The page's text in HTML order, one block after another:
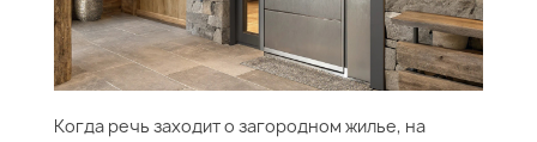
Когда речь заходит о загородном жилье, на